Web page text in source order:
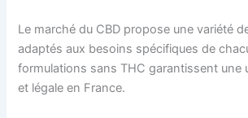
Le marché du CBD propose une variété
adaptés aux besoins spécifiques de
formulations sans THC garantissent une
et légale en France.